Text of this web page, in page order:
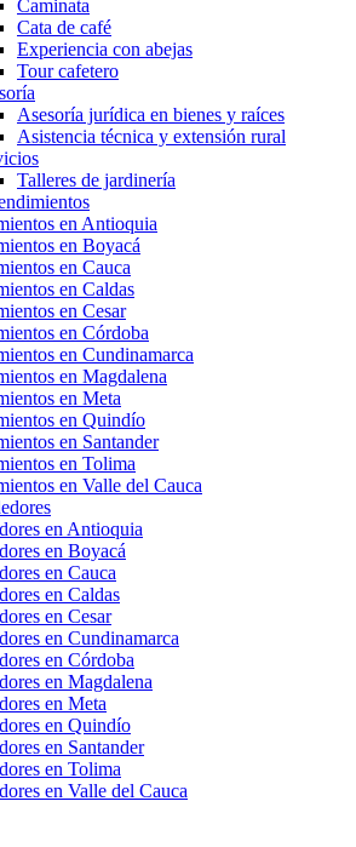
Caminata
Cata de café
Experiencia con abejas
Tour cafetero
Asesoría jurídica en bienes y raíces
Asistencia técnica y extensión rural
Talleres de jardinería
en Antioquia
en Boyacá
en Cauca
en Caldas
en Cesar
en Córdoba
en Cundinamarca
en Magdalena
en Meta
en Quindío
en Santander
en Tolima
en Valle del Cauca
en Antioquia
en Boyacá
en Cauca
en Caldas
en Cesar
en Cundinamarca
en Córdoba
en Magdalena
en Meta
en Quindío
en Santander
en Tolima
en Valle del Cauca